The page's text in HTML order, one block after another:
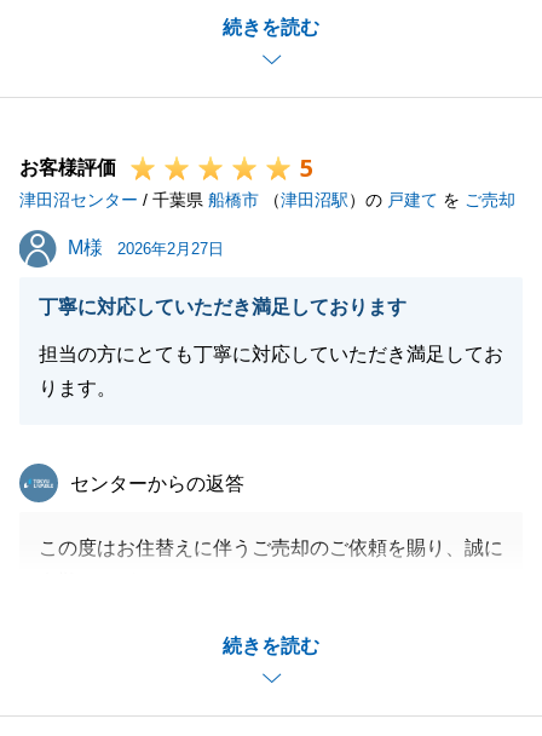
続きを読む
で、このようなお言葉を頂戴できるのは営業担当とし
もし周りの方で不動産についてのお困りごとがある方
い。
必ずお力になってみせます。
今後とも我々東急リバブルを何卒よろしくお願いいた
します。
お客様評価 5
津田沼センター / 千葉県 船橋市 （津田沼駅）の 戸建て を ご売却
M様
M様 2026年2月27日
丁寧に対応していただき満足しております
担当の方にとても丁寧に対応していただき満足してお
ります。
続きを読む
東急リバブル
センターからの返答
この度はお住替えに伴うご売却のご依頼を賜り、誠に
迄６ヶ月超と長期になりましたが、無事お取引を完了
させられて安堵しております。
ご新居での生活は落ち着かれましたでしょうか？